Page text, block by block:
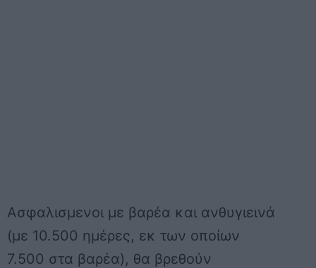
Ασφαλισμενοι με βαρέα και ανθυγιεινά
(με 10.500 ημέρες, εκ των οποίων
7.500 στα βαρέα), θα βρεθούν